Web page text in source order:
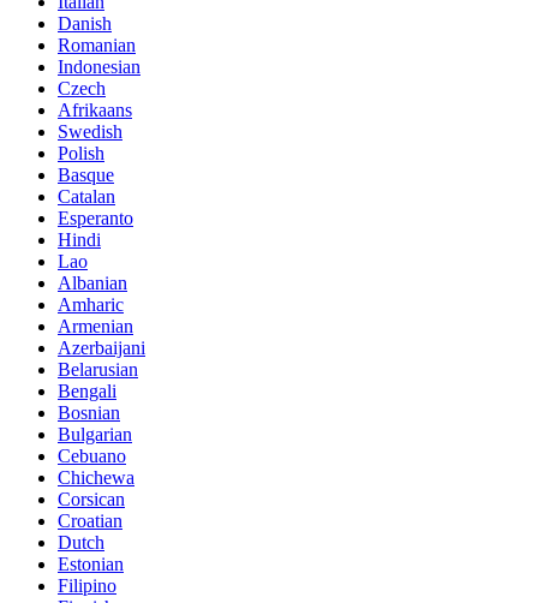
Danish
Romanian
Indonesian
Czech
Afrikaans
Swedish
Polish
Basque
Catalan
Esperanto
Hindi
Lao
Albanian
Amharic
Armenian
Azerbaijani
Belarusian
Bengali
Bosnian
Bulgarian
Cebuano
Chichewa
Corsican
Croatian
Dutch
Estonian
Filipino